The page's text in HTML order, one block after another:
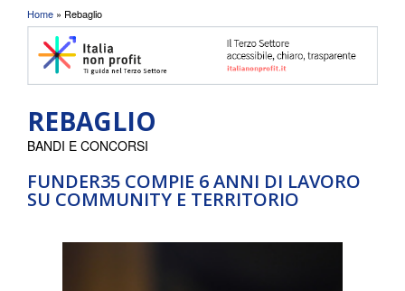
Tu sei qui
Home » Rebaglio
REBAGLIO
FUNDER35 COMPIE 6 ANNI DI LAVORO
SU COMMUNITY E TERRITORIO
BANDI E CONCORSI